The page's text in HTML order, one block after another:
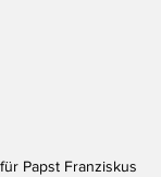
Papst Franziskus